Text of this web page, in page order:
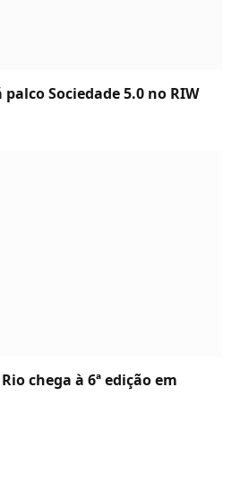
Sociedade 5.0 no RIW
chega à 6ª edição em